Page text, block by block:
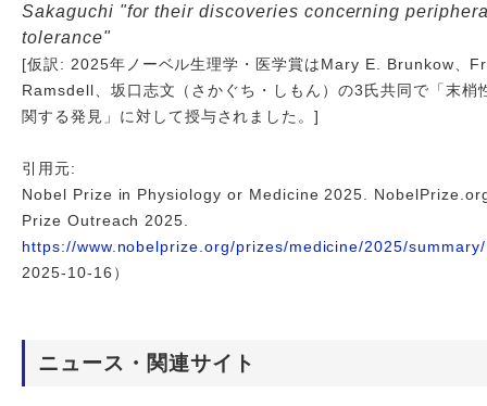
Sakaguchi "for their discoveries concerning
tolerance"
[仮訳: 2025年ノーベル生理学・医学賞はMary E. Brunkow、
Ramsdell、坂口志文（さかぐち・しもん）の3氏共同で「末梢
関する発見」に対して授与されました。]
引用元:
Nobel Prize in Physiology or Medicine 2025.
Prize Outreach 2025.
https://www.nobelprize.org/prizes/medicine/2025/summary/
2025-10-16）
ニュース・関連サイト